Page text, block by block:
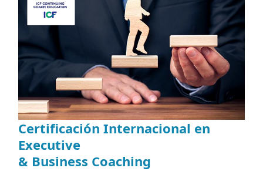
Certificación Internacional en
Executive
& Business Coaching